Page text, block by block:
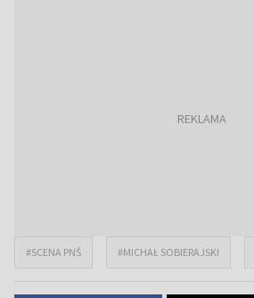
#SCENA PNŚ #MICHAŁ SOBIERAJSKI